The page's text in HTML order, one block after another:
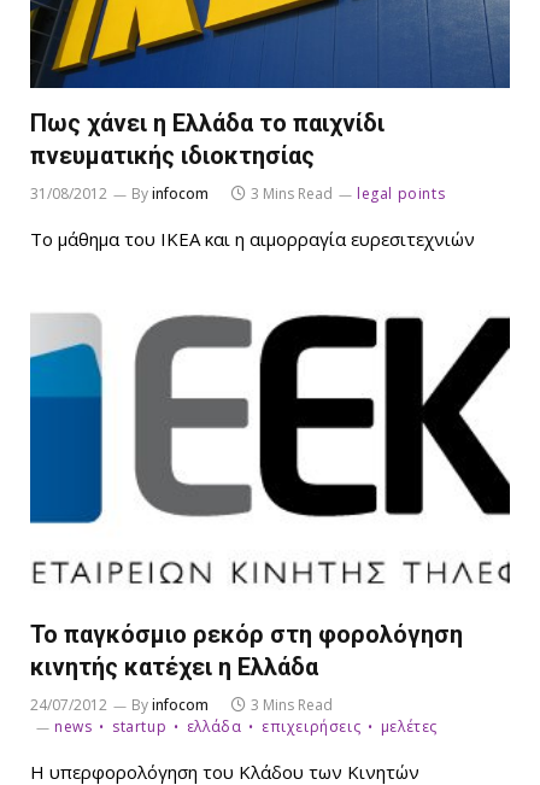
Πως χάνει η Ελλάδα το παιχνίδι
πνευματικής ιδιοκτησίας
31/08/2012 Byinfocom 3 Mins Read legal points
Το μάθημα του ΙΚΕΑ και η αιμορραγία ευρεσιτεχνιών
Το παγκόσμιο ρεκόρ στη φορολόγηση
κινητής κατέχει η Ελλάδα
24/07/2012 Byinfocom
3 Mins Read
news
startup ελλάδα επιχειρήσεις μελέτες
Η υπερφορολόγηση του Κλάδου των Κινητών